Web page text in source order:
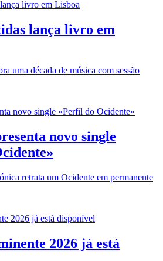
lança livro em
uma década de música com sessão
novo single
retrata um Ocidente em permanente
2026 já está